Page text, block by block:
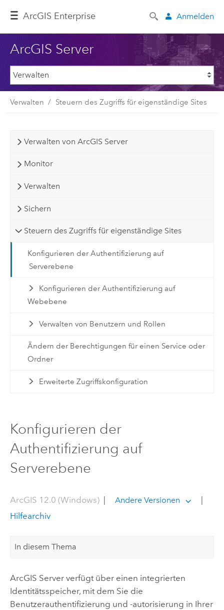
ArcGIS Enterprise Anmelden
ArcGIS Server
Verwalten Steuern des Zugriffs für eigenständige Sites
Verwalten von ArcGIS Server
Monitor
Verwalten
Sichern
Steuern des Zugriffs für eigenständige Sites
Konfigurieren der Authentifizierung auf
Serverebene
Konfigurieren der Authentifizierung auf
Webebene
Verwalten von Benutzern und Rollen
Ändern der Berechtigungen für einen Service oder
Ordner
Erweiterte Zugriffskonfiguration
Konfigurieren der
Authentifizierung auf
Serverebene
ArcGIS 12.0 (Windows)| Andere Versionen
|
Hilfearchiv
In diesem Thema
ArcGIS Serververfügt über einen integrierten
Identitätsspeicher, mit dem Sie die
Benutzerauthentifizierung und -autorisierung in Ihrer